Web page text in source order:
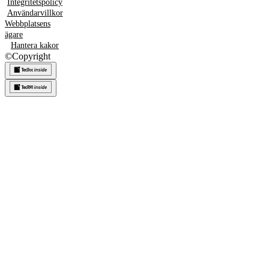
Integritetspolicy
Användarvillkor
Webbplatsens
ägare
Hantera kakor
©Copyright